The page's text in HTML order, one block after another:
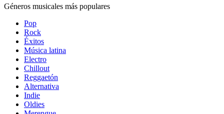
Géneros musicales más populares
Pop
Rock
Éxitos
Música latina
Electro
Chillout
Reggaetón
Alternativa
Indie
Oldies